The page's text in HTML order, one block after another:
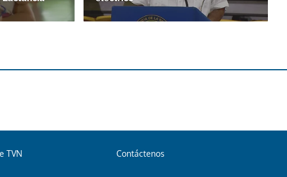
TVN Contáctenos